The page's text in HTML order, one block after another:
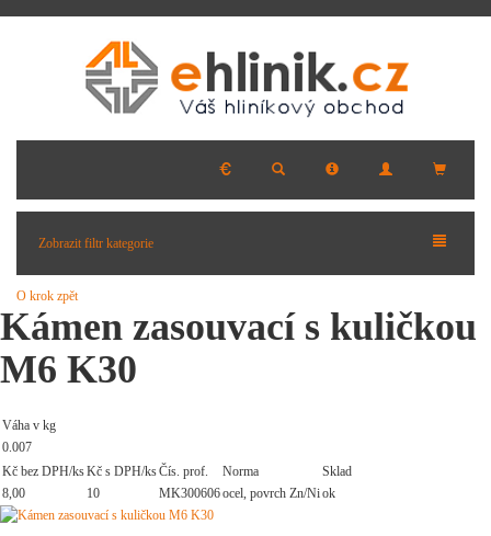
Zobrazit filtr kategorie
O krok zpět
Kámen zasouvací s kuličkou
M6 K30
Váha v kg
0.007
Kč bez DPH/ksKč s DPH/ksČís. prof. Norma
Sklad
8,00
10 MK300606ocel, povrch Zn/Niok